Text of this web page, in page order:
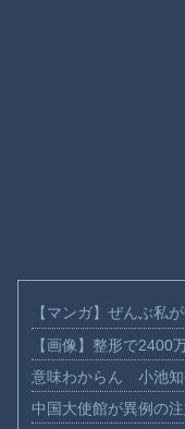
【マンガ】ぜんぶ私
【画像】整形で2400
意味わからん 小池知
中国大使館が異例の